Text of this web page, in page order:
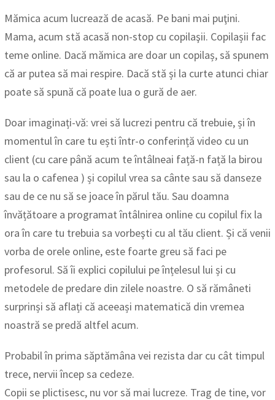
Mămica acum lucrează de acasă. Pe bani mai puţini.
Mama, acum stă acasă non-stop cu copilaşii. Copilașii fac
teme online. Dacă mămica are doar un copilaș, să spunem
că ar putea să mai respire. Dacă stă și la curte atunci chiar
poate să spună că poate lua o gură de aer.
Doar imaginați-vă: vrei să lucrezi pentru că trebuie, și în
momentul în care tu ești într-o conferință video cu un
client (cu care până acum te întâlneai față-n față la birou
sau la o cafenea ) și copilul vrea sa cânte sau să danseze
sau de ce nu să se joace în părul tău. Sau doamna
învățătoare a programat întâlnirea online cu copilul fix la
ora în care tu trebuia sa vorbeşti cu al tău client. Și că venii
vorba de orele online, este foarte greu să faci pe
profesorul. Să îi explici copilului pe înțelesul lui și cu
metodele de predare din zilele noastre. O să rămâneti
surprinși să aflați că aceeași matematică din vremea
noastră se predă altfel acum.
Probabil în prima săptămâna vei rezista dar cu cât timpul
trece, nervii încep sa cedeze.
Copii se plictisesc, nu vor să mai lucreze. Trag de tine, vor